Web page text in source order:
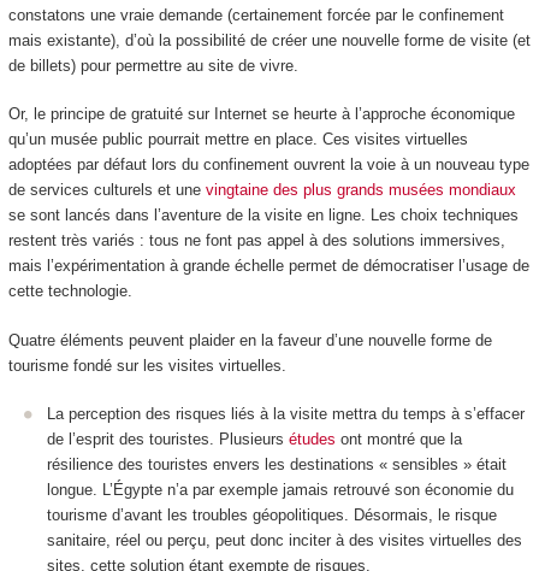
constatons une vraie demande (certainement forcée par le confinement
mais existante), d’où la possibilité de créer une nouvelle forme de visite (et
de billets) pour permettre au site de vivre.
Or, le principe de gratuité sur Internet se heurte à l’approche économique
qu’un musée public pourrait mettre en place. Ces visites virtuelles
adoptées par défaut lors du confinement ouvrent la voie à un nouveau type
de services culturels et une vingtaine des plus grands musées mondiaux
se sont lancés dans l’aventure de la visite en ligne. Les choix techniques
restent très variés : tous ne font pas appel à des solutions immersives,
mais l’expérimentation à grande échelle permet de démocratiser l’usage de
cette technologie.
Quatre éléments peuvent plaider en la faveur d’une nouvelle forme de
tourisme fondé sur les visites virtuelles.
La perception des risques liés à la visite mettra du temps à s’effacer
de l’esprit des touristes. Plusieurs études ont montré que la
résilience des touristes envers les destinations « sensibles » était
longue. L’Égypte n’a par exemple jamais retrouvé son économie du
tourisme d’avant les troubles géopolitiques. Désormais, le risque
sanitaire, réel ou perçu, peut donc inciter à des visites virtuelles des
sites, cette solution étant exempte de risques.